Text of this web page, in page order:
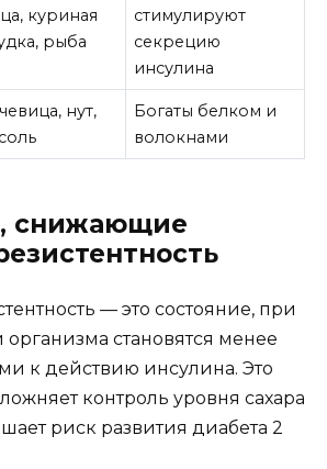
куриная
рыба
стимулируют
секрецию
инсулина
нут,
Богаты белком и
волокнами
снижающие
— это состояние, при
организма становятся менее
к действию инсулина. Это
контроль уровня сахара
риск развития диабета 2